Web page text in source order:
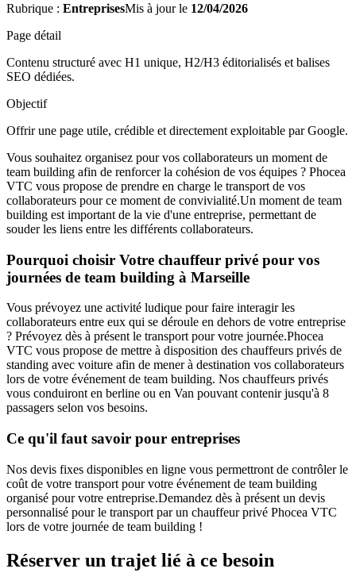
Rubrique : EntreprisesMis à jour le 12/04/2026
Page détail
Contenu structuré avec H1 unique, H2/H3 éditorialisés et balises
SEO dédiées.
Objectif
Offrir une page utile, crédible et directement exploitable par Google.
Vous souhaitez organisez pour vos collaborateurs un moment de
team building afin de renforcer la cohésion de vos équipes ? Phocea
VTC vous propose de prendre en charge le transport de vos
collaborateurs pour ce moment de convivialité.Un moment de team
building est important de la vie d'une entreprise, permettant de
souder les liens entre les différents collaborateurs.
Pourquoi choisir Votre chauffeur privé pour vos
journées de team building à Marseille
Vous prévoyez une activité ludique pour faire interagir les
collaborateurs entre eux qui se déroule en dehors de votre entreprise
? Prévoyez dès à présent le transport pour votre journée.Phocea
VTC vous propose de mettre à disposition des chauffeurs privés de
standing avec voiture afin de mener à destination vos collaborateurs
lors de votre événement de team building. Nos chauffeurs privés
vous conduiront en berline ou en Van pouvant contenir jusqu'à 8
passagers selon vos besoins.
Ce qu'il faut savoir pour entreprises
Nos devis fixes disponibles en ligne vous permettront de contrôler le
coût de votre transport pour votre événement de team building
organisé pour votre entreprise.Demandez dès à présent un devis
personnalisé pour le transport par un chauffeur privé Phocea VTC
lors de votre journée de team building !
Réserver un trajet lié à ce besoin